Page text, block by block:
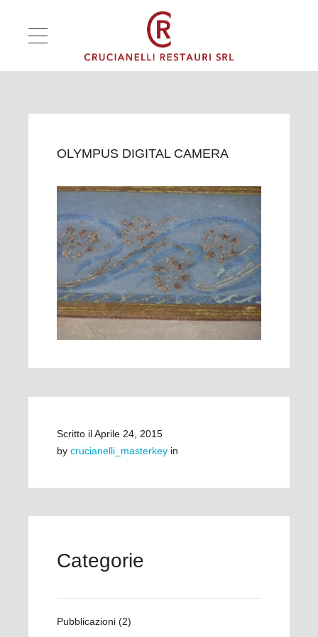
OLYMPUS DIGITAL CAMERA
Scritto ilAprile 24, 2015
by crucianelli_masterkey in
Categorie
Pubblicazioni (2)